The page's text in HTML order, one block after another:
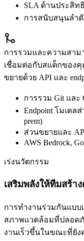
SLA ด้านประสิท
การสนับสนุนลำ
การรวมและความสาม
เชื่อมต่อกับสแต็กของคุ
ขยายด้วย API และ
การรวม Git และ
Endpoint โมเดล
prem)
ส่วนขยายและ
AWS Bedrock,
เร่งนวัตกรรม
เสริมพลังให้ทีมสร้า
การทำงานร่วมกันแบบ
สภาพแวดล้อมที่ปลอด
งานเร็วขึ้นในขณะที่ยัง